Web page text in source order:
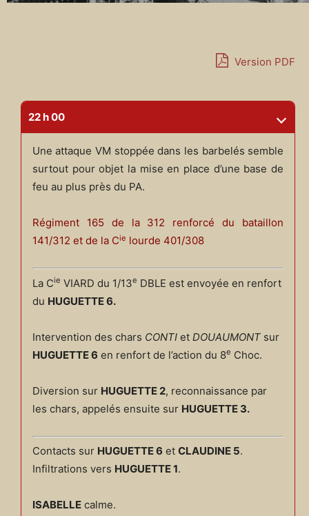
Version PDF
22 h 00
Une attaque VM stoppée dans les barbelés semble
surtout pour objet la mise en place d’une base de
feu au plus près du PA.
Régiment 165 de la 312 renforcé du bataillon
141/312 et de la Cie lourde 401/308
La Cie VIARD du 1/13e DBLE est envoyée en renfort
du HUGUETTE 6.
Intervention des chars CONTIet DOUAUMONTsur
HUGUETTE 6 en renfort de l’action du 8e Choc.
Diversion sur HUGUETTE 2, reconnaissance par
les chars, appelés ensuite sur HUGUETTE 3.
Contacts sur HUGUETTE 6 et CLAUDINE 5.
Infiltrations vers HUGUETTE 1.
ISABELLEcalme.